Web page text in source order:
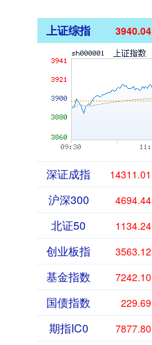
上证综指 3940.04
深证成指 14311.01
沪深300 4694.44
北证50 1134.24
创业板指 3563.12
基金指数 7242.10
国债指数 229.69
期指IC0 7877.80